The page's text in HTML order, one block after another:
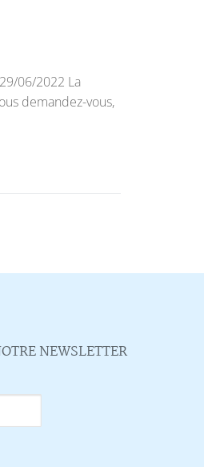
06/2022 La
demandez-vous,
NEWSLETTER